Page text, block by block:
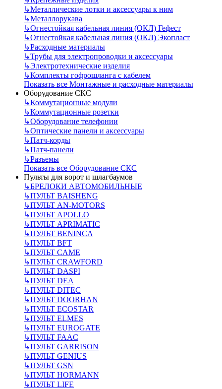
↳Металлические лотки и аксессуары к ним
↳Металлорукава
↳Огнестойкая кабельная линия (ОКЛ) Гефест
↳Огнестойкая кабельная линия (ОКЛ) Экопласт
↳Расходные материалы
↳Трубы для электропроводки и аксессуары
↳Электротехнические изделия
↳Комплекты гофрошланга с кабелем
Показать все Монтажные и расходные материалы
Оборудование СКС
↳Коммутационные модули
↳Коммутационные розетки
↳Оборудование телефонии
↳Оптические панели и аксессуары
↳Патч-корды
↳Патч-панели
↳Разъемы
Показать все Оборудование СКС
Пульты для ворот и шлагбаумов
↳БРЕЛОКИ АВТОМОБИЛЬНЫЕ
↳ПУЛЬТ BAISHENG
↳ПУЛЬТ AN-MOTORS
↳ПУЛЬТ APOLLO
↳ПУЛЬТ APRIMATIC
↳ПУЛЬТ BENINCA
↳ПУЛЬТ BFT
↳ПУЛЬТ CAME
↳ПУЛЬТ CRAWFORD
↳ПУЛЬТ DASPI
↳ПУЛЬТ DEA
↳ПУЛЬТ DITEC
↳ПУЛЬТ DOORHAN
↳ПУЛЬТ ECOSTAR
↳ПУЛЬТ ELMES
↳ПУЛЬТ EUROGATE
↳ПУЛЬТ FAAC
↳ПУЛЬТ GARRISON
↳ПУЛЬТ GENIUS
↳ПУЛЬТ GSN
↳ПУЛЬТ HORMANN
↳ПУЛЬТ LIFE